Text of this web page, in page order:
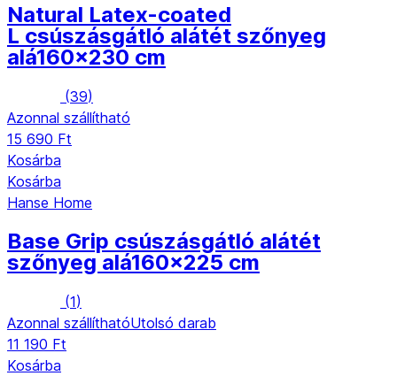
Natural Latex-coated
L csúszásgátló alátét szőnyeg
alá160x230 cm
(39)
Azonnal szállítható
15 690 Ft
Kosárba
Kosárba
Hanse Home
Base Grip csúszásgátló alátét
szőnyeg alá160x225 cm
(1)
Azonnal szállíthatóUtolsó darab
11 190 Ft
Kosárba